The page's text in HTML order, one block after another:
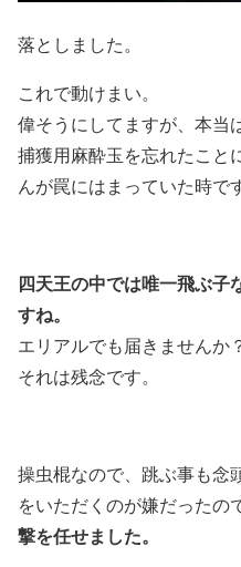
落としました。
これで動けまい。
偉そうにしてますが、本当
捕獲用麻酔玉を忘れたこと
んが罠にはまっていた時です
四天王の中では唯一飛ぶ子
すね。
エリアルでも届きませんか
それは残念です。
操虫棍なので、跳ぶ事も念
をいただくのが嫌だったの
撃を任せました。